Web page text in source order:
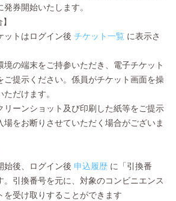
券開始いたします。
ットはログイン後 チケット一覧 に表示さ
境の端末をご持参いただき、電子チケット
ご提示ください。係員がチケット画面を操
だけます。
リーンショット及び印刷した紙等をご提示
場をお断りさせていただく場合がございま
始後、ログイン後 申込履歴 に「引換番
。引換番号を元に、対象のコンビニエンス
を受け取りすることができます